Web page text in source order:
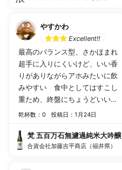
やすかわ
Excellent!!
最高のバランス型、さかほまれ
超手に入りにくいけど、いい香
りがありながらアホみたいに飲
みやすい 食中としてはすこし
重ため、終盤にちょうどいいく
らい 二次会はこいつで無限に
乾杯数：0 投稿日：1月24日
梵 五百万石無濾過純米大吟醸
合資会社加藤吉平商店（福井県）